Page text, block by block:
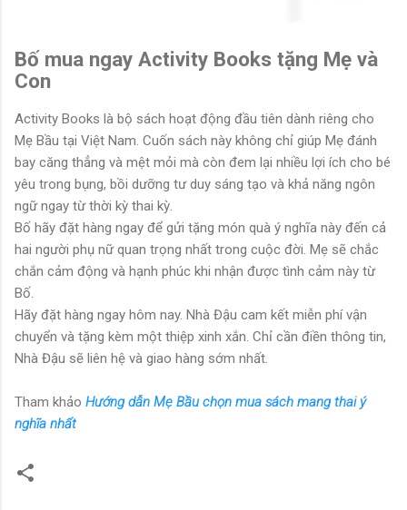
Bố mua ngay Activity Books tặng Mẹ và
Con
Activity Books là bộ sách hoạt động đầu tiên dành riêng cho
Mẹ Bầu tại Việt Nam. Cuốn sách này không chỉ giúp Mẹ đánh
bay căng thẳng và mệt mỏi mà còn đem lại nhiều lợi ích cho bé
yêu trong bụng, bồi dưỡng tư duy sáng tạo và khả năng ngôn
ngữ ngay từ thời kỳ thai kỳ.
Bố hãy đặt hàng ngay để gửi tặng món quà ý nghĩa này đến cả
hai người phụ nữ quan trọng nhất trong cuộc đời. Mẹ sẽ chắc
chắn cảm động và hạnh phúc khi nhận được tình cảm này từ
Bố.
Hãy đặt hàng ngay hôm nay. Nhà Đậu cam kết miễn phí vận
chuyển và tặng kèm một thiệp xinh xắn. Chỉ cần điền thông tin,
Nhà Đậu sẽ liên hệ và giao hàng sớm nhất.
Tham khảo Hướng dẫn Mẹ Bầu chọn mua sách mang thai ý
nghĩa nhất